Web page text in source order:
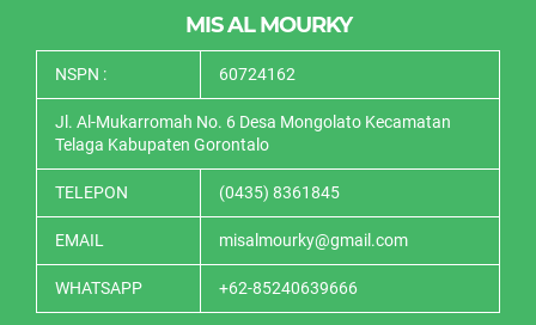
MIS AL MOURKY
NSPN : 60724162
Jl. Al-Mukarromah No. 6 Desa Mongolato Kecamatan
Telaga Kabupaten Gorontalo
TELEPON (0435) 8361845
EMAIL misalmourky@gmail.com
WHATSAPP +62-85240639666